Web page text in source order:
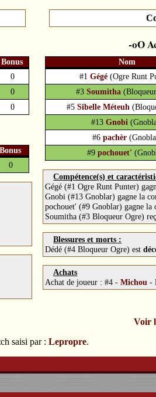
Bonus
0
0
0
Bonus
0
Nom
#1Gégé (Ogre Runt
#3 Soumitha
#5Sibelle Méteuh
#13 Gnobi
#6 pachèr
#9 pochouet'
Compétence(s) et
Gégé (#1 Ogre Runt Punter)
Gnobi (#13 Gnoblar) gagne la
pochouet' (#9 Gnoblar) gagne la
Soumitha (#3 Bloqueur Ogre)
Blessures et morts :
Dédé (#4 Bloqueur Ogre) est
Achats
Achat de joueur : #4 - Michou -
Voir
saisi par : Lepropre.